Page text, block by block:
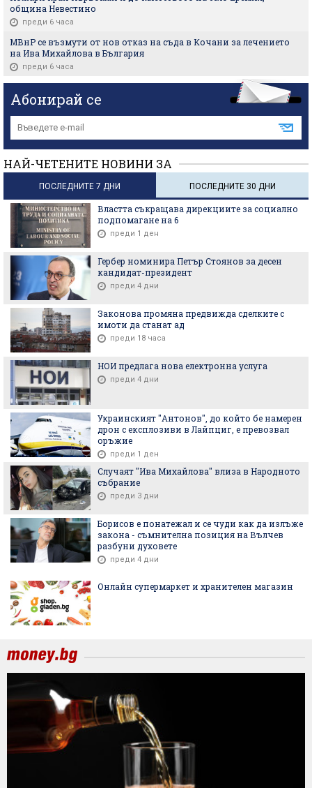
община Невестино
преди 6 часа
МВнР се възмути от нов отказ на съда в Кочани за лечението
на Ива Михайлова в България
преди 6 часа
Абонирай се
НАЙ-ЧЕТЕНИТЕ НОВИНИ ЗА
ПОСЛЕДНИТЕ 7 ДНИ ПОСЛЕДНИТЕ 30 ДНИ
Властта съкращава дирекциите за социално
подпомагане на 6
преди 1 ден
Гербер номинира Петър Стоянов за десен
кандидат-президент
преди 4 дни
Законова промяна предвижда сделките с
имоти да станат ад
преди 18 часа
НОИ предлага нова електронна услуга
преди 4 дни
Украинският "Антонов", до който бе намерен
дрон с експлозиви в Лайпциг, е превозвал
оръжие
преди 1 ден
Случаят "Ива Михайлова" влиза в Народното
събрание
преди 3 дни
Борисов е понатежал и се чуди как да излъже
закона - съмнителна позиция на Вълчев
разбуни духовете
преди 4 дни
Онлайн супермаркет и хранителен магазин